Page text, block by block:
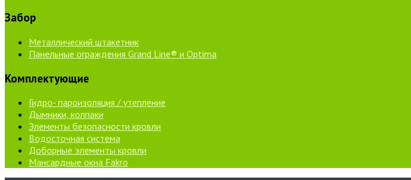
Забор
Металлический штакетник
Панельные ограждения Grand Line® и Optima
Комплектующие
Гидро- пароизоляция / утепление
Дымники, колпаки
Элементы безопасности кровли
Водосточная система
Доборные элементы кровли
Мансардные окна Fakro